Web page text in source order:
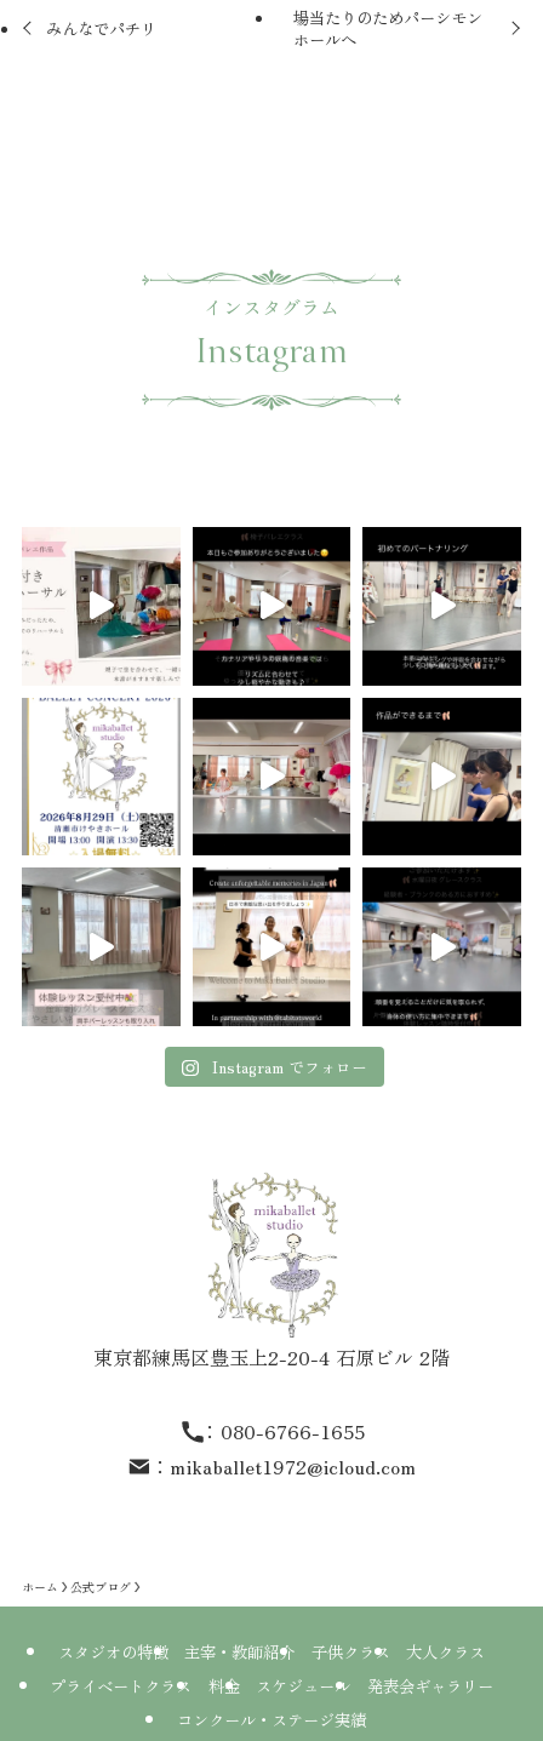
みんなでパチリ
場当たりのためパーシモン
ホールへ
インスタグラム
Instagram
Instagram でフォロー
東京都練馬区豊玉上2-20-4 石原ビル 2階
： 080-6766-1655
： mikaballet1972@icloud.com
ホーム 公式ブログ
スタジオの特徴 主宰・教師紹介 子供クラス
大人クラス
プライベートクラス
料金 スケジュール
発表会ギャラリー
コンクール・ステージ実績